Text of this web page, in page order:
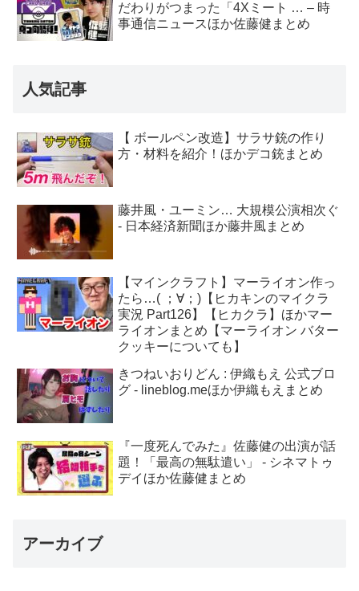
だわりがつまった「4Xミート … – 時
事通信ニュースほか佐藤健まとめ
人気記事
【 ボールペン改造】サラサ銃の作り
方・材料を紹介！ほかデコ銃まとめ
藤井風・ユーミン… 大規模公演相次ぐ
- 日本経済新聞ほか藤井風まとめ
【マインクラフト】マーライオン作っ
たら…( ；∀；)【ヒカキンのマイクラ
実況 Part126】【ヒカクラ】ほかマー
ライオンまとめ【マーライオン バター
クッキーについても】
きつねいおりどん : 伊織もえ 公式ブロ
グ - lineblog.meほか伊織もえまとめ
『一度死んでみた』佐藤健の出演が話
題！「最高の無駄遣い」 - シネマトゥ
デイほか佐藤健まとめ
アーカイブ